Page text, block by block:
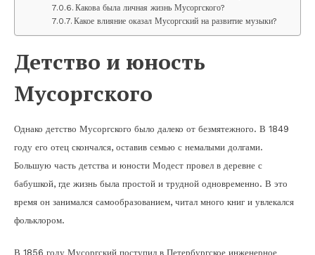
Какова была личная жизнь Мусоргского?
Какое влияние оказал Мусоргский на развитие музыки?
Детство и юность
Мусоргского
Однако детство Мусоргского было далеко от безмятежного. В 1849
году его отец скончался, оставив семью с немалыми долгами.
Большую часть детства и юности Модест провел в деревне с
бабушкой, где жизнь была простой и трудной одновременно. В это
время он занимался самообразованием, читал много книг и увлекался
фольклором.
В 1856 году Мусоргский поступил в Петербургское инженерное